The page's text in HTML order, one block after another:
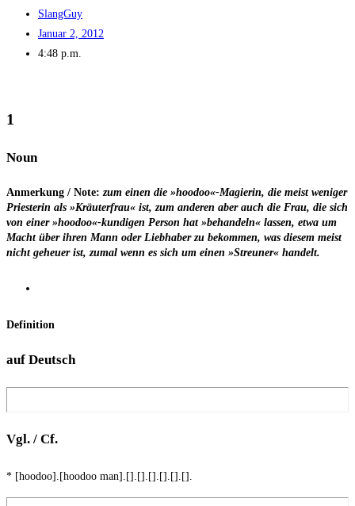
SlangGuy
Januar 2, 2012
4:48 p.m.
1
Noun
Anmer­kung / Note:zum einen die »hoodoo«-Magierin, die meist weni­ger
Pries­te­rin als »Kräu­ter­frau« ist, zum ande­ren aber auch die Frau, die sich
von einer »hoodoo«-kundigen Per­son hat »be­han­deln« las­sen, etwa um
Macht über ihren Mann oder Lieb­ha­ber zu bekom­men, was die­sem meist
nicht geheu­er ist, zumal wenn es sich um einen »Streu­ner« handelt.
Defi­ni­ti­on
auf Deutsch
Vgl. / Cf.
* [hoodoo].[hoodoo man].[].[].[].[].[].[].